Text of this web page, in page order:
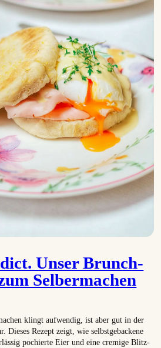
Unser Brunch-
Selbermachen
klingt aufwendig, ist aber gut in der
Dieses Rezept zeigt, wie selbstgebackene
pochierte Eier und eine cremige Blitz-